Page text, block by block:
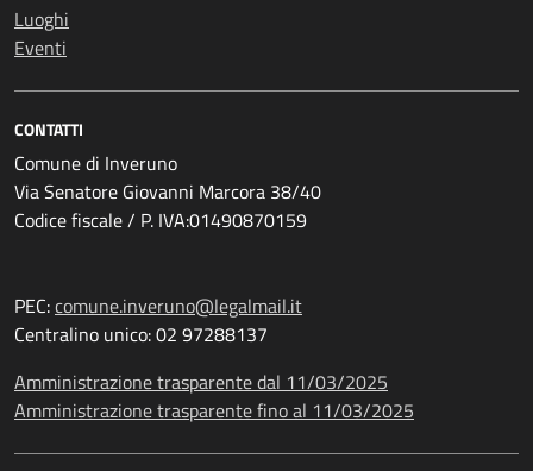
Luoghi
Eventi
CONTATTI
Comune di Inveruno
Via Senatore Giovanni Marcora 38/40
Codice fiscale / P. IVA:01490870159
PEC:comune.inveruno@legalmail.it
Centralino unico: 02 97288137
Amministrazione trasparente dal 11/03/2025
Amministrazione trasparente fino al 11/03/2025